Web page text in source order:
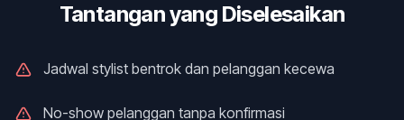
Tantangan yang Diselesaikan
Jadwal stylist bentrok dan pelanggan kecewa
No-show pelanggan tanpa konfirmasi